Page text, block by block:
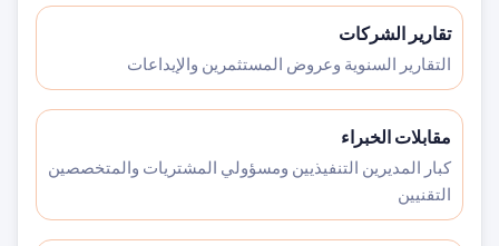
تقارير الشركات
التقارير السنوية وعروض المستثمرين والإيداعات
مقابلات الخبراء
كبار المديرين التنفيذيين ومسؤولي المشتريات والمتخصصين
التقنيين